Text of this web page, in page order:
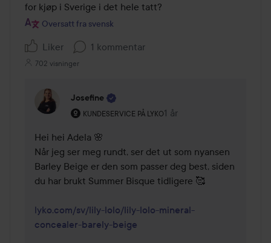
for kjøp i Sverige i det hele tatt?
Oversatt fra svensk
Liker 1 kommentar
702 visninger
Josefine
KUNDESERVICE PÅ LYKO
Brukerens rolle: Kundeservice på Lyko.
1 år
Kommentaren lades 1 år
Hei hei Adela 🌸
Når jeg ser meg rundt, ser det ut som nyansen
Barley Beige er den som passer deg best, siden
du har brukt Summer Bisque tidligere 🥰
lyko.com/sv/lily-lolo/lily-lolo-mineral-
concealer-barely-beige